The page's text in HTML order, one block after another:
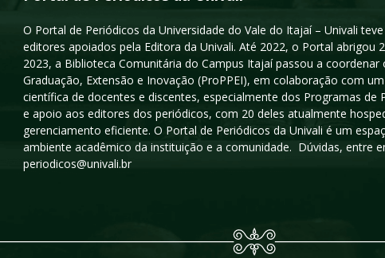
O Portal de Periódicos da Universidade do Vale do Itajaí – Univali
editores apoiados pela Editora da Univali. Até 2022, o Portal
2023, a Biblioteca Comunitária do Campus Itajaí passou a
Graduação, Extensão e Inovação (ProPPEI), em colaboração com
científica de docentes e discentes, especialmente dos Programas
e apoio aos editores dos periódicos, com 20 deles atualmente
gerenciamento eficiente. O Portal de Periódicos da Univali é um
ambiente acadêmico da instituição e a comunidade. Dúvidas, entre
periodicos@univali.br